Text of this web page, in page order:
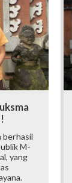
berhasil
M-
yang